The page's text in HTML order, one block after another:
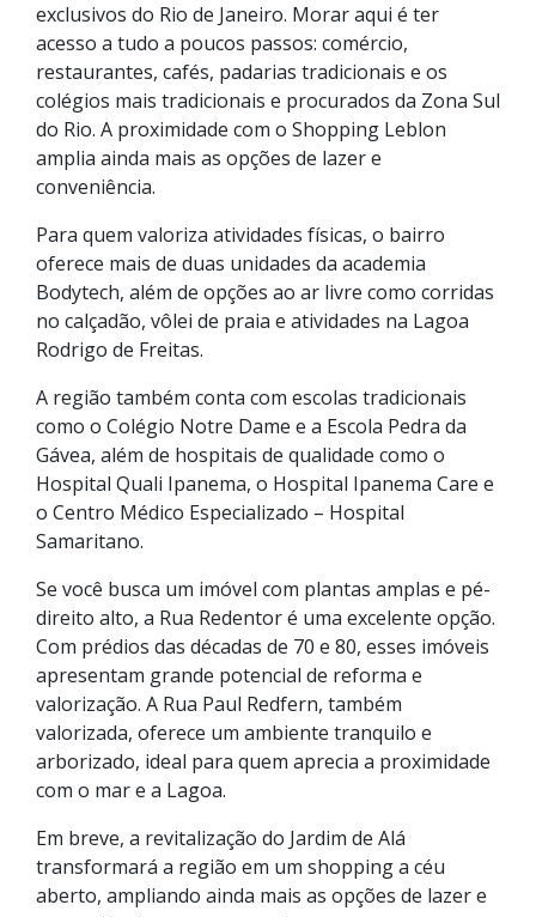
exclusivos do Rio de Janeiro. Morar aqui é ter
acesso a tudo a poucos passos: comércio,
restaurantes, cafés, padarias tradicionais e os
colégios mais tradicionais e procurados da Zona Sul
do Rio. A proximidade com o Shopping Leblon
amplia ainda mais as opções de lazer e
conveniência.
Para quem valoriza atividades físicas, o bairro
oferece mais de duas unidades da academia
Bodytech, além de opções ao ar livre como corridas
no calçadão, vôlei de praia e atividades na Lagoa
Rodrigo de Freitas.
A região também conta com escolas tradicionais
como o Colégio Notre Dame e a Escola Pedra da
Gávea, além de hospitais de qualidade como o
Hospital Quali Ipanema, o Hospital Ipanema Care e
o Centro Médico Especializado – Hospital
Samaritano.
Se você busca um imóvel com plantas amplas e pé-
direito alto, a Rua Redentor é uma excelente opção.
Com prédios das décadas de 70 e 80, esses imóveis
apresentam grande potencial de reforma e
valorização. A Rua Paul Redfern, também
valorizada, oferece um ambiente tranquilo e
arborizado, ideal para quem aprecia a proximidade
com o mar e a Lagoa.
Em breve, a revitalização do Jardim de Alá
transformará a região em um shopping a céu
aberto, ampliando ainda mais as opções de lazer e